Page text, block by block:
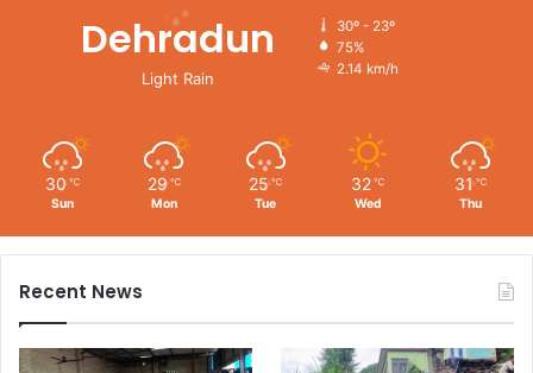
Dehradun
Light Rain
30º - 23º
75%
2.14 km/h
30 ℃
Sun
29 ℃
Mon
25 ℃
Tue
32 ℃
Wed
31 ℃
Thu
Recent News